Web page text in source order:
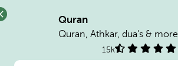
Quran
Quran, Athkar, dua's & more
15k